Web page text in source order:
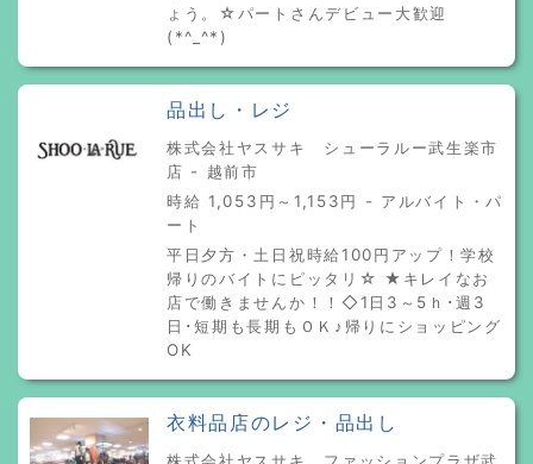
ょう。☆パートさんデビュー大歓迎
(*^_^*)
品出し・レジ
株式会社ヤスサキ シューラルー武生楽市
店 - 越前市
時給 1,053円～1,153円 - アルバイト・パ
ート
平日夕方・土日祝時給100円アップ！学校
帰りのバイトにピッタリ☆ ★キレイなお
店で働きませんか！！◇1日3～5ｈ･週3
日･短期も長期もＯＫ♪帰りにショッピング
OK
衣料品店のレジ・品出し